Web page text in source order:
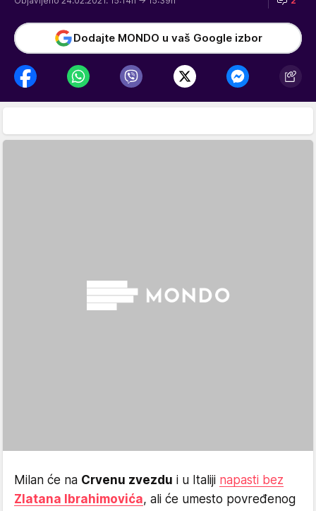
Dodajte MONDO u vaš Google izbor
Milan će na Crvenu zvezdu i u Italiji napasti bez
Zlatana Ibrahimovića, ali će umesto povređenog